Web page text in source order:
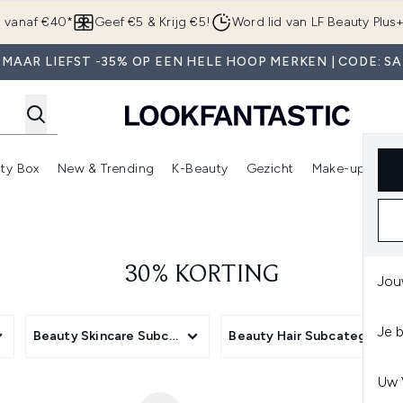
Overslaan naar de hoofdinhoud
vanaf €40* Geef €5 & Krijg €5! Word lid van LF Beauty Plus+
LIEFST -35% OP EEN HELE HOOP MERKEN | CODE:
Je
Uw
submenu (Sale) Enter submenu (Merken)
Box
Enter submenu (Beauty Box)
New & Trending
Enter submenu (New & Trending)
K-Beauty
Enter submenu (K-Beauty)
Gezicht Make-up
30% KORTING
Beauty Skincare Subcategory Beauty Hair Subcategory